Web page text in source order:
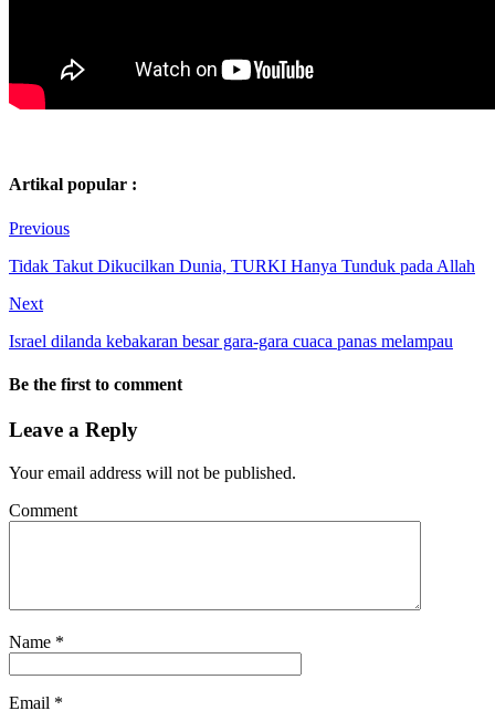
Artikal popular :
Previous
Tidak Takut Dikucilkan Dunia, TURKI Hanya Tunduk pada Allah
Next
Israel dilanda kebakaran besar gara-gara cuaca panas melampau
Be the first to comment
Leave a Reply
Your email address will not be published.
Comment
Name *
Email *